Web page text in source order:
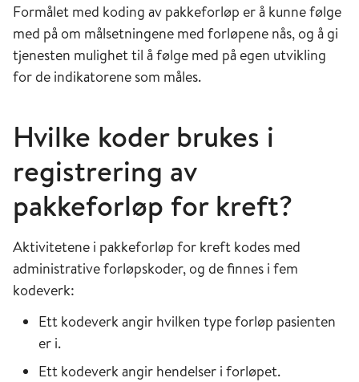
Formålet med koding av pakkeforløp er å kunne følge
med på om målsetningene med forløpene nås, og å gi
tjenesten mulighet til å følge med på egen utvikling
for de indikatorene som måles.
Hvilke koder brukes i
registrering av
pakkeforløp for kreft?
Aktivitetene i pakkeforløp for kreft kodes med
administrative forløpskoder, og de finnes i fem
kodeverk:
Ett kodeverk angir hvilken type forløp pasienten
er i.
Ett kodeverk angir hendelser i forløpet.